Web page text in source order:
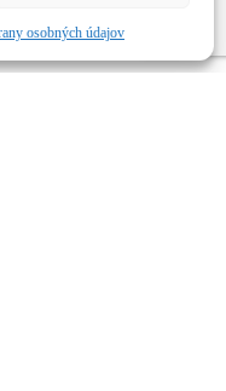
osobných údajov